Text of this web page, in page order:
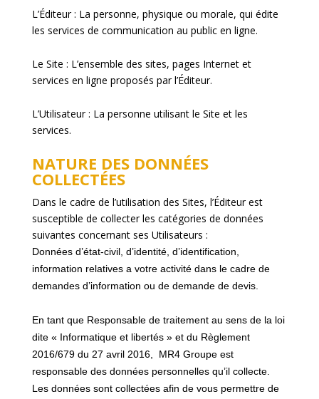
L’Éditeur: La personne, physique ou morale, qui édite
les services de communication au public en ligne.
Le Site : L’ensemble des sites, pages Internet et
services en ligne proposés par l’Éditeur.
L’Utilisateur: La personne utilisant le Site et les
services.
NATURE DES DONNÉES
COLLECTÉES
Dans le cadre de l’utilisation des Sites, l’Éditeur est
susceptible de collecter les catégories de données
suivantes concernant ses Utilisateurs :
Données d’état-civil, d’identité, d’identification,
information relatives a votre activité dans le cadre de
demandes d’information ou de demande de devis.
En tant que Responsable de traitement au sens de la loi
dite « Informatique et libertés » et du Règlement
2016/679 du 27 avril 2016, MR4 Groupe est
responsable des données personnelles qu’il collecte.
Les données sont collectées afin de vous permettre de